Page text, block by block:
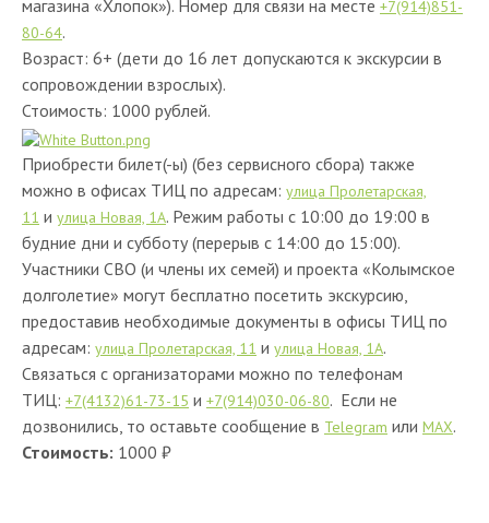
магазина «Хлопок»). Номер для связи на месте +7(914)851-
80-64.
Возраст: 6+ (дети до 16 лет допускаются к экскурсии в
сопровождении взрослых).
Стоимость: 1000 рублей.
Приобрести билет(-ы) (без сервисного сбора) также
можно в офисах ТИЦ по адресам: улица Пролетарская,
11 и улица Новая, 1А. Режим работы с 10:00 до 19:00 в
будние дни и субботу (перерыв с 14:00 до 15:00).
Участники СВО (и члены их семей) и проекта «Колымское
долголетие» могут бесплатно посетить экскурсию,
предоставив необходимые документы в офисы ТИЦ по
адресам: улица Пролетарская, 11 и улица Новая, 1А.
Связаться с организаторами можно по телефонам
ТИЦ: +7(4132)61-73-15 и +7(914)030-06-80. Если не
дозвонились, то оставьте сообщение в Telegram или MAX.
Стоимость: 1000 ₽